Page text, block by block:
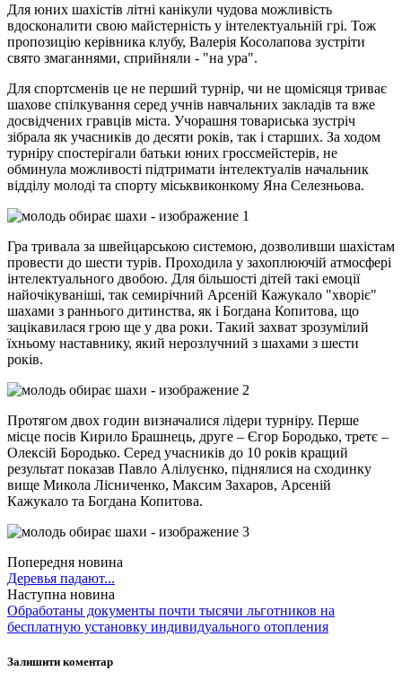
Для юних шахістів літні канікули чудова можливість
вдосконалити свою майстерність у інтелектуальній грі. Тож
пропозицію керівника клубу, Валерія Косолапова зустріти
свято змаганнями, сприйняли - "на ура".
Для спортсменів це не перший турнір, чи не щомісяця триває
шахове спілкування серед учнів навчальних закладів та вже
досвідчених гравців міста. Учорашня товариська зустріч
зібрала як учасників до десяти років, так і старших. За ходом
турніру спостерігали батьки юних гроссмейстерів, не
обминула можливості підтримати інтелектуалів начальник
відділу молоді та спорту міськвиконкому Яна Селезньова.
Гра тривала за швейцарською системою, дозволивши шахістам
провести до шести турів. Проходила у захоплюючій атмосфері
інтелектуального двобою. Для більшості дітей такі емоції
найочікуваніші, так семирічний Арсеній Кажукало "хворіє"
шахами з раннього дитинства, як і Богдана Копитова, що
зацікавилася грою ще у два роки. Такий захват зрозумілий
їхньому наставнику, який нерозлучний з шахами з шести
років.
Протягом двох годин визначалися лідери турніру. Перше
місце посів Кирило Брашнець, друге – Єгор Бородько, третє –
Олексій Бородько. Серед учасників до 10 років кращий
результат показав Павло Алілуєнко, піднялися на сходинку
вище Микола Лісниченко, Максим Захаров, Арсеній
Кажукало та Богдана Копитова.
Попередня новина
Деревья падают...
Наступна новина
Обработаны документы почти тысячи льготников на
бесплатную установку индивидуального отопления
Залишити коментар